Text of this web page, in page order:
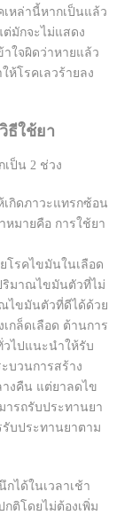
หล่านี้หากเป็นแล้ว
ต่มักจะไม่แสดง
ใจผิดว่าหายแล้ว
ห้โรคเลวร้ายลง
ธีใช้ยา
ป็น 2 ช่วง
เกิดภาวะแทรกซ้อน
หมายคือ การใช้ยา
โรคไขมันในเลือด
ริมาณไขมันตัวที่ไม่
ไขมันตัวที่ดีได้ด้วย
กล็ดเลือด ต้านการ
วไปแนะนำให้รับ
บวนการสร้าง
างคืน แต่ยาลดไข
รถรับประทานยา
รับประทานยาตาม
ได้ในเวลาเช้า
ติโดยไม่ต้องเพิ่ม